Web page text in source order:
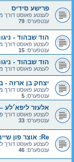
פרישע סידיס
לעצטע פאוסט דורך
ענטפערס: 79
הוד שבהוד -
לעצטע פאוסט דורך
ענטפערס: 15
הוד שבהוד -
לעצטע פאוסט דורך
יצחק בן ארזה -
לעצטע פאוסט דורך
ענטפערס: 5
אלעזר
לעצטע פאוסט דורך
ענטפערס: 33
Re: אוצר פון שיינע חתונות צו "הערן" [נישט ווידיאו]
לעצטע פאוסט דורך
ענטפערס: 46